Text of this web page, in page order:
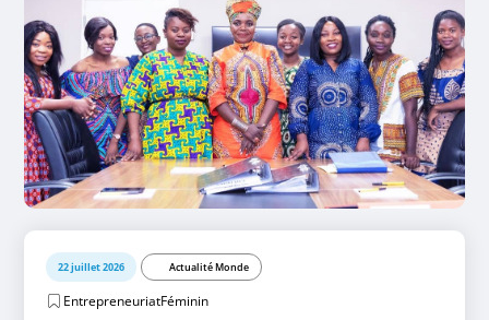
22 juillet 2026 Actualité Monde
EntrepreneuriatFéminin